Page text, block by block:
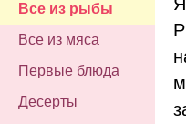
Все из рыбы
Все из мяса
Первые блюда
Десерты